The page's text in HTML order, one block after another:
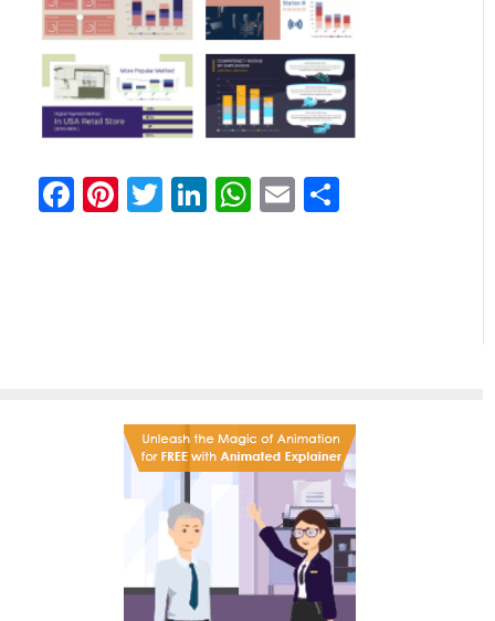
Facebook
Pinterest
Twitter
LinkedIn
WhatsApp
Email